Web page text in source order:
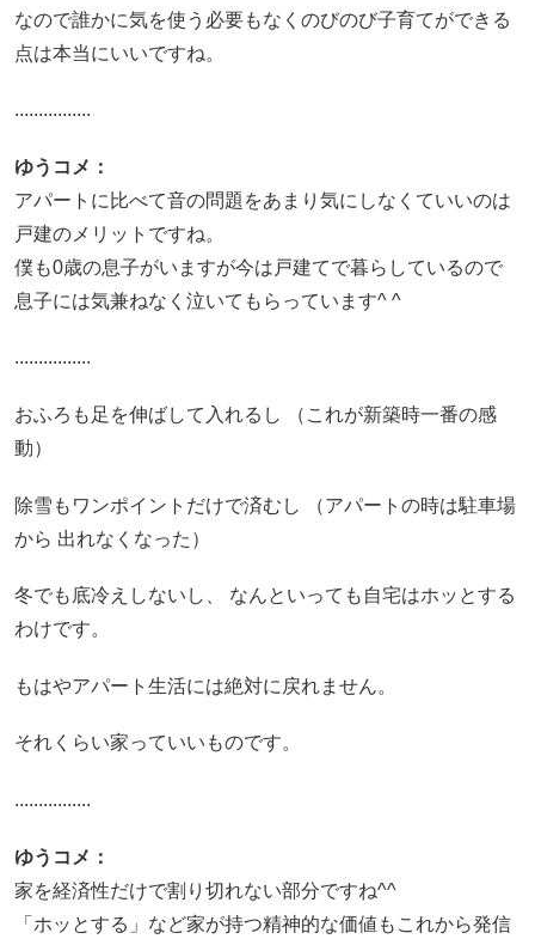
なので誰かに気を使う必要もなくのびのび子育てができる
点は本当にいいですね。
................
ゆうコメ：
アパートに比べて音の問題をあまり気にしなくていいのは
戸建のメリットですね。
僕も0歳の息子がいますが今は戸建てで暮らしているので
息子には気兼ねなく泣いてもらっています^ ^
................
おふろも足を伸ばして入れるし （これが新築時一番の感
動）
除雪もワンポイントだけで済むし （アパートの時は駐車場
から 出れなくなった）
冬でも底冷えしないし、 なんといっても自宅はホッとする
わけです。
もはやアパート生活には絶対に戻れません。
それくらい家っていいものです。
................
ゆうコメ：
家を経済性だけで割り切れない部分ですね^^
「ホッとする」など家が持つ精神的な価値もこれから発信